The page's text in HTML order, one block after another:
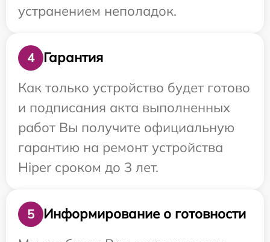
устранением неполадок.
4
Гарантия
Как только устройство будет готово
и подписания акта выполненных
работ Вы получите официальную
гарантию на ремонт устройства
Hiper сроком до 3 лет.
5
Информирование о готовности